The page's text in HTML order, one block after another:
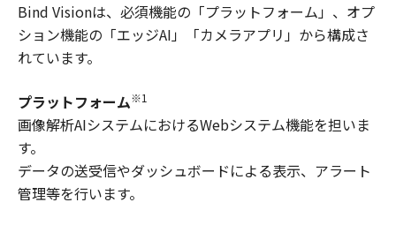
Bind Visionは、必須機能の「プラットフォーム」、オプ
ション機能の「エッジAI」「カメラアプリ」から構成さ
れています。
プラットフォーム※1
画像解析AIシステムにおけるWebシステム機能を担いま
す。
データの送受信やダッシュボードによる表示、アラート
管理等を行います。